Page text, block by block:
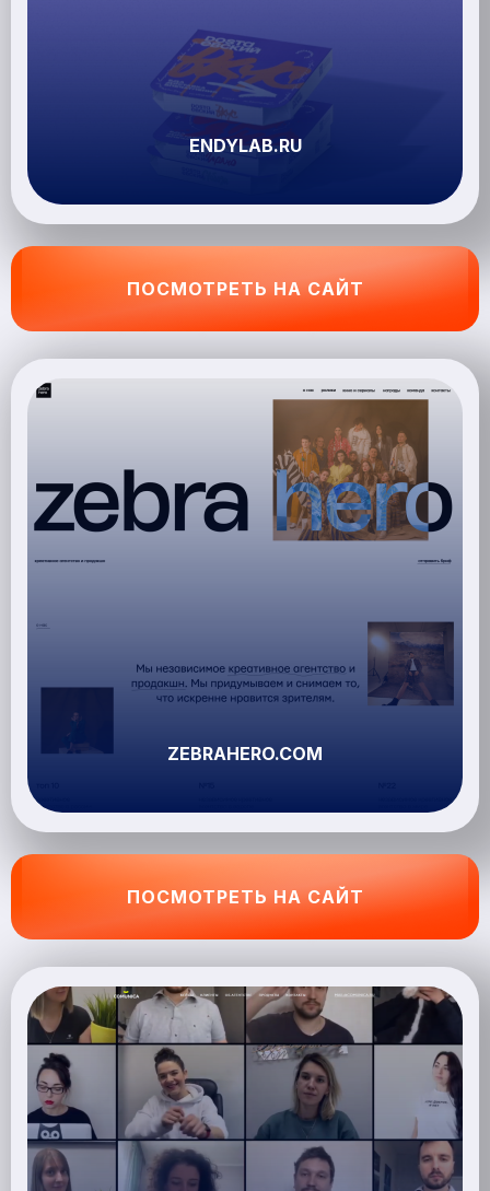
ENDYLAB.RU
ПОСМОТРЕТЬ НА САЙТ
ZEBRAHERO.COM
ПОСМОТРЕТЬ НА САЙТ